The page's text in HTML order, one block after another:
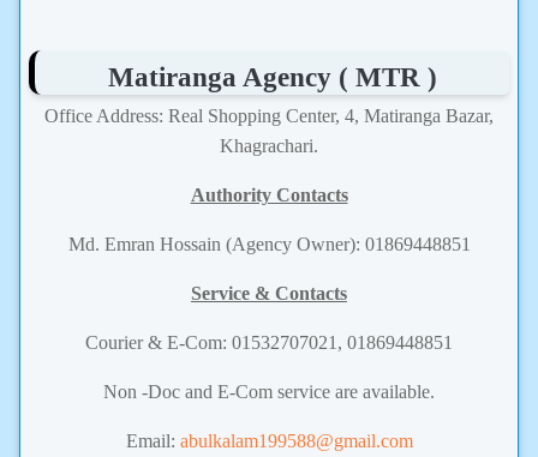
Matiranga Agency ( MTR )
Office Address: Real Shopping Center, 4, Matiranga Bazar,
Khagrachari.
Authority Contacts
Md. Emran Hossain (Agency Owner): 01869448851
Service & Contacts
Courier & E-Com: 01532707021, 01869448851
Non -Doc and E-Com service are available.
Email: abulkalam199588@gmail.com